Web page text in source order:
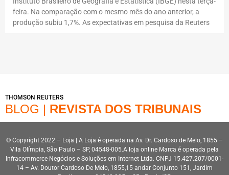
feira. Na comparação com o mesmo mês do ano anterior, a
produção subiu 1,7%. As expectativas em pesquisa da Reuters
THOMSON REUTERS
BLOG | REVISTA DOS TRIBUNAIS
© Copyright 2022 – Loja | A Loja é operada na Av. Dr. Cardoso de Melo, 1855 –
Vila Olímpia, São Paulo – SP, 04548-005.A loja online Marca é operada pela
Infracommerce Negócios e Soluções em Internet Ltda. CNPJ 15.427.207/0001-
14 – Av. Doutor Cardoso De Melo, 1855,15 andar Conjunto 151, Jardim